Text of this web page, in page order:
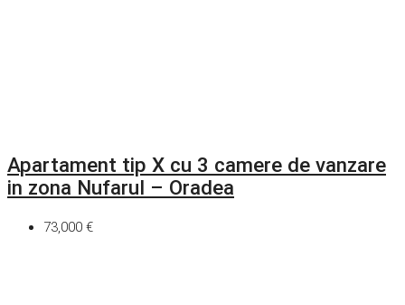
Apartament tip X cu 3 camere de vanzare
in zona Nufarul – Oradea
73,000 €